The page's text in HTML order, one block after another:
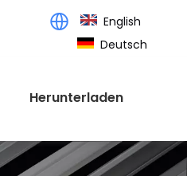
English
Deutsch
Herunterladen